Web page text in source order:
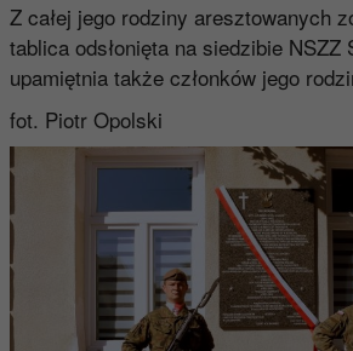
Z całej jego rodziny aresztowanych
tablica odsłonięta na siedzibie NSZZ
upamiętnia także członków jego
fot. Piotr Opolski